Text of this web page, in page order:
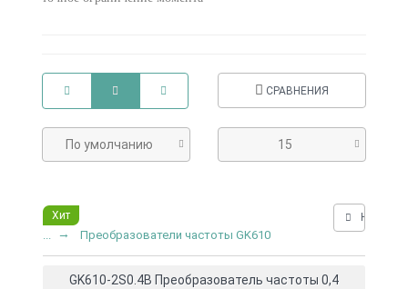
СРАВНЕНИЯ
15
По умолчанию
Хит Нашли
Преобразователи частоты GK610
GK610-2S0.4B Преобразователь частоты 0,4